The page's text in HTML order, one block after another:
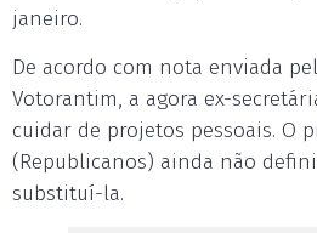
janeiro.
De acordo com nota enviada
Votorantim, a agora ex-
cuidar de projetos pessoais. O
(Republicanos) ainda não
substituí-la.